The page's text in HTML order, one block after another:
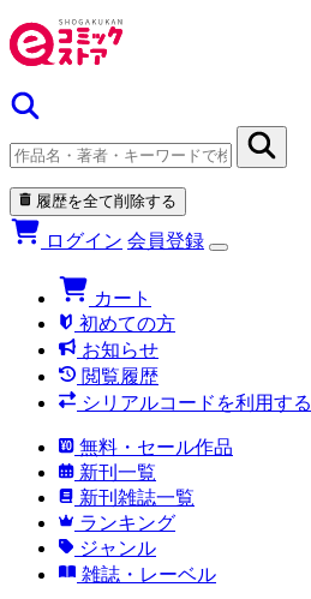
履歴を全て削除する
ログイン 会員登録
カート
初めての方
お知らせ
閲覧履歴
シリアルコードを利用する
無料・セール作品
新刊一覧
新刊雑誌一覧
ランキング
ジャンル
雑誌・レーベル